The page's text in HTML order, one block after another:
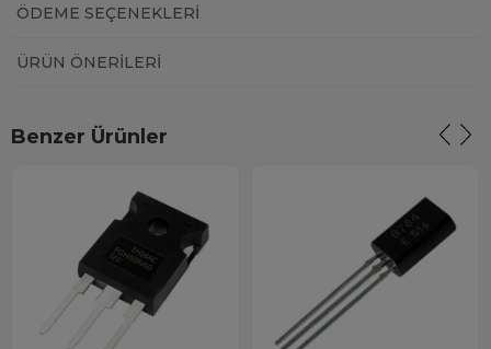
ÖDEME SEÇENEKLERI
ÜRÜN ÖNERILERI
Benzer Ürünler